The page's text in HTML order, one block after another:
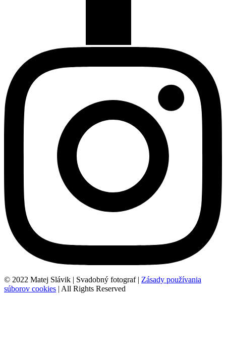
© 2022 Matej Slávik | Svadobný fotograf | Zásady používania
súborov cookies | All Rights Reserved